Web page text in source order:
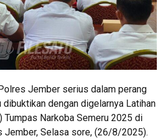
Jember serius dalam perang
dibuktikan dengan digelarnya Latihan
Tumpas Narkoba Semeru 2025 di
Jember, Selasa sore, (26/8/2025).